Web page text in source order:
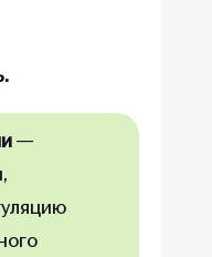
—